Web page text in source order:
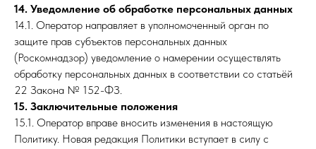
14. Уведомление об обработке персональных данных
14.1. Оператор направляет в уполномоченный орган по
защите прав субъектов персональных данных
(Роскомнадзор) уведомление о намерении осуществлять
обработку персональных данных в соответствии со статьёй
22 Закона № 152-ФЗ.
15. Заключительные положения
15.1. Оператор вправе вносить изменения в настоящую
Политику. Новая редакция Политики вступает в силу с